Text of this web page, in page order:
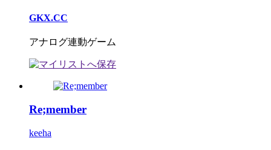
GKX.CC
アナログ連動ゲーム
Re;member
keeha